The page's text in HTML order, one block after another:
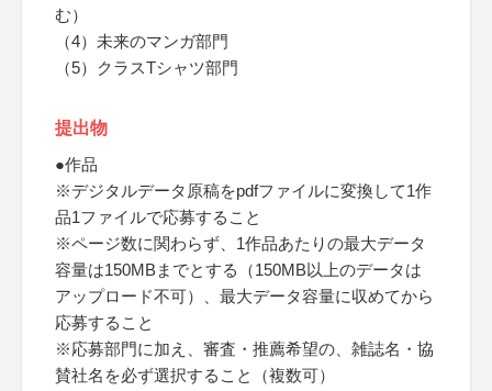
む）
（4）未来のマンガ部門
（5）クラスTシャツ部門
提出物
●作品
※デジタルデータ原稿をpdfファイルに変換して1作
品1ファイルで応募すること
※ページ数に関わらず、1作品あたりの最大データ
容量は150MBまでとする（150MB以上のデータは
アップロード不可）、最大データ容量に収めてから
応募すること
※応募部門に加え、審査・推薦希望の、雑誌名・協
賛社名を必ず選択すること（複数可）